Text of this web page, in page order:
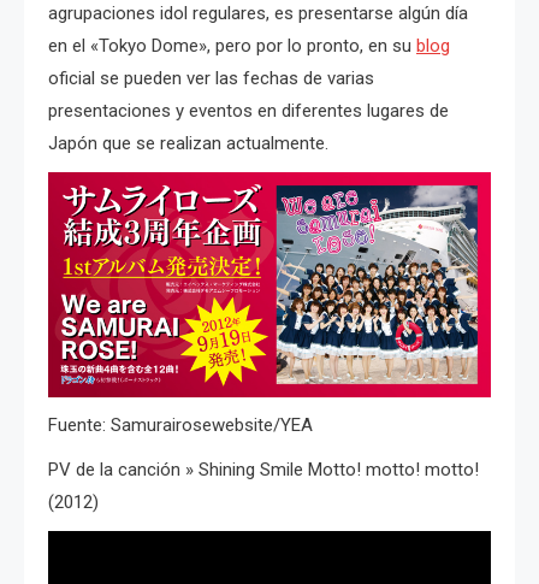
agrupaciones idol regulares, es presentarse algún día
en el «Tokyo Dome», pero por lo pronto, en su blog
oficial se pueden ver las fechas de varias
presentaciones y eventos en diferentes lugares de
Japón que se realizan actualmente.
Fuente: Samurairosewebsite/YEA
PV de la canción » Shining Smile Motto! motto! motto!
(2012)